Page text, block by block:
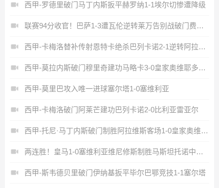
西甲-罗德里破门马丁内斯扳平赫罗纳1-1埃尔切惨遭降级
联赛94分收官！巴萨1-3遭瓦伦逆转莱万告别战破门费兰献助攻
西甲-卡梅洛替补传射恩特卡绝杀巴列卡诺2-1逆转阿拉维斯
西甲-莫拉内斯破门穆里奇建功马略卡3-0皇家奥维耶多仍遭降级
西甲-莫里巴攻入唯一进球塞尔塔1-0塞维利亚
西甲-卡梅洛破门阿莱芒建功巴列卡诺2-0比利亚雷亚尔
西甲-托尼·马丁内斯破门制胜阿拉维斯客场1-0皇家奥维耶多
两连胜！皇马1-0塞维利亚维尼修斯制胜马斯坦托诺中柱姆总失良机
西甲-斯韦德贝里破门伊纳基扳平毕尔巴鄂竞技1-1塞尔塔